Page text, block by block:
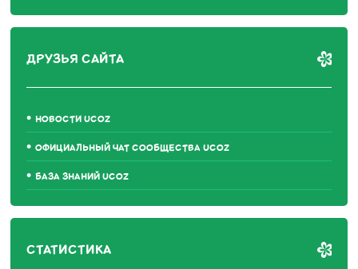
ДРУЗЬЯ САЙТА
НОВОСТИ UCOZ
ОФИЦИАЛЬНЫЙ ЧАТ СООБЩЕСТВА UCOZ
БАЗА ЗНАНИЙ UCOZ
СТАТИСТИКА